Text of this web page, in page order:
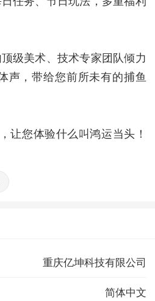
级美术、技术专家团队倾力
声，带给您前所未有的捕鱼
让您体验什么叫鸿运当头！
重庆亿坤科技有限公司
简体中文